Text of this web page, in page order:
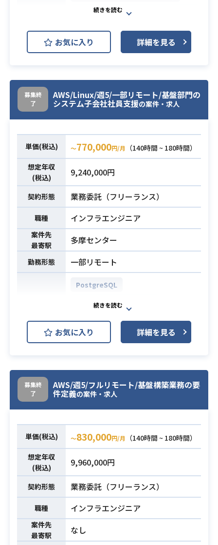
－GCP
開発環境
AWS DynamoDB (Amazon Dynam
AWS CloudFront
AWS Lambda
AWS IAM
AWS Route53
AWS S3
GitHub
Slack
Terraform
業務内容
クラウドで提供する電子薬歴・服薬
指導システムです。
服薬指導の内容を全て記録に残す必
要があり、これを薬歴といいます。
薬剤師の先生の薬歴業務の負担軽
薬指導を提供することが可能になる
プロダクト開発を行なっておりま
す。
リリースして 6年以上が経過し、その
間、ユーザ数も伸び続けてきまし
た。
ーレス化、一部機能のマイクロサー
ビス化、といった対策を進めていま
すが、
開発効率やスケーラビリティにはま
また一方で、医療情報を扱う事業者
として、他の分野と比較して信頼
性・セキュリティなどに求められる
レベルも高く、
きてしまうと、患者さまの健康に直
接影響を及ぼしてしまう可能性も否
今後、さらなる価値をユーザに届け
るため様々な新しい機能開発が予定
されており、ユーザー数の増加に伴
う障害のインパクトも大きくなる見
込みです。
よって、障害の防止やインパクトを
極小化するために、
お気に入り 詳細を見る
募集終
了
AWS/Linux/週5/一部リモート/基盤部門の
システム子会社社員支援の案件・求人
単価(税込) 〜770,000円/月
（140時間 ~ 180時間）
想定年収
(税込)
9,240,000円
契約形態 業務委託（フリーランス）
職種 インフラエンジニア
案件先
最寄駅
多摩センター
勤務形態 一部リモート
開発環境
PostgreSQL
AWS EC2 (Amazon EC2)
AWS IAM
AWS RDS (Amazon RDS)
Apache Tomcat
Microsoft Excel
業務内容
損害保険の基盤部門のシステム子会
社社員支援を行っていただきます。
・システム子会社社員の代替とし
て、構築された基盤環境に対しての
改善/改修を行っていただきます
・AWS基盤などの課題についての改
善検討/推進を行っていただきます
（直近だとセキュリティ対応方針の
見直し、不要オブジェクト削除など
の改善案件）
お気に入り 詳細を見る
募集終
了
AWS/週5/フルリモート/基盤構築業務の要
件定義の案件・求人
単価(税込) 〜830,000円/月
（140時間 ~ 180時間）
想定年収
(税込)
9,960,000円
契約形態 業務委託（フリーランス）
職種 インフラエンジニア
案件先
最寄駅
なし